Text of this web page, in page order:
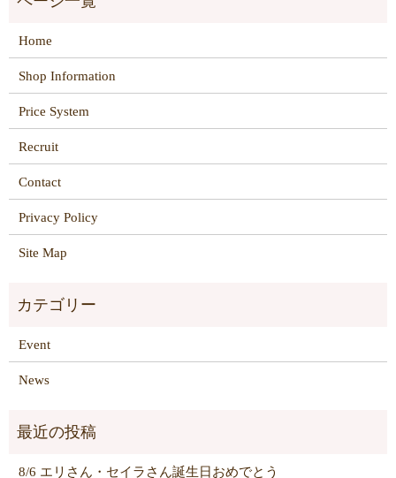
Home
Shop Information
Price System
Recruit
Contact
Privacy Policy
Site Map
Event
News
8/6 エリさん・セイラさん誕生日おめでとう